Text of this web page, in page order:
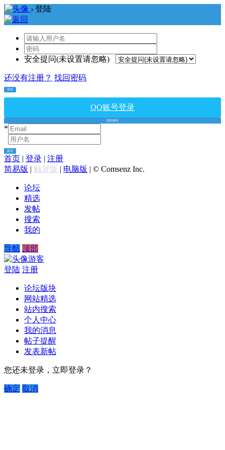
› 登陆
安全提问(未设置请忽略)
还没有注册？ 找回密码
登录
QQ账号登录
找回密码
*
提交
首页 | 登录 | 注册
简易版 | 触屏版 | 电脑版 | © Comsenz Inc.
论坛
精选
发帖
搜索
我的
导航 顶部
游客
登陆 注册
论坛版块
网站精选
站内搜索
个人中心
我的消息
帖子提醒
发表新帖
您还未登录，立即登录？
确定 取消